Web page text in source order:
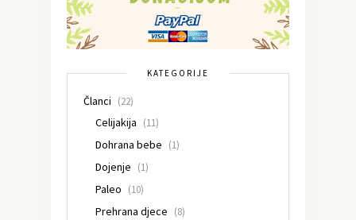
KATEGORIJE
Članci (22)
Celijakija (11)
Dohrana bebe (1)
Dojenje (1)
Paleo (10)
Prehrana djece (8)